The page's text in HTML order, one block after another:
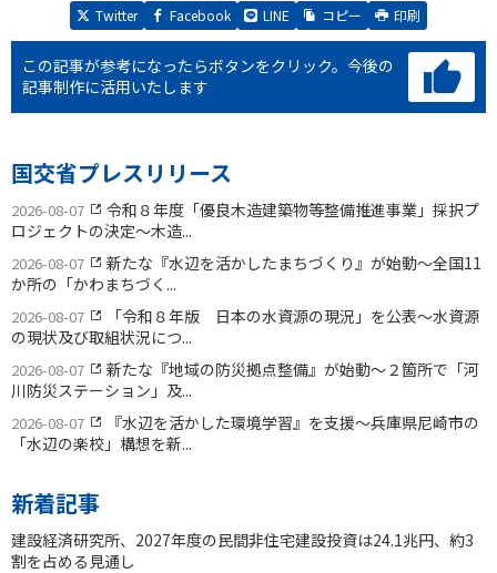
Twitter Facebook LINE コピー 印刷
この記事が参考になったらボタンをクリック。 今後の
記事制作に活用いたします
国交省プレスリリース
2026-08-07
令和８年度「優良木造建築物等整備推進事業」採択プ
ロジェクトの決定〜木造...
2026-08-07
新たな『水辺を活かしたまちづくり』が始動〜全国11
か所の「かわまちづく...
2026-08-07
「令和８年版 日本の水資源の現況」を公表〜水資源
の現状及び取組状況につ...
2026-08-07
新たな『地域の防災拠点整備』が始動〜２箇所で「河
川防災ステーション」及...
2026-08-07
『水辺を活かした環境学習』を支援〜兵庫県尼崎市の
「水辺の楽校」構想を新...
新着記事
建設経済研究所、2027年度の民間非住宅建設投資は24.1兆円、約3
割を占める見通し